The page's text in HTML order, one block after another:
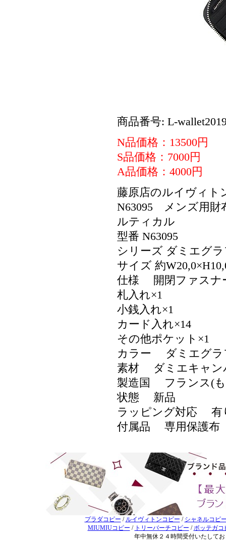
商品番号: L-
N品価格：13500円
S品価格：7000円
A品価格：4000円
藤原店のルイヴィ
N63095 メンズ用
ルティカル
型番 N63095
シリーズ ダミエグ
サイズ 約
仕様 開閉ファスナ
札入れ×1
小銭入れ×1
カード入れ×14
その他ポケット×1
カラー ダミエグラ
素材 ダミエキャ
製造国 フランス(
状態 新品
ラッピング対応
付属品 専用保護布
プラダコピー / ルイヴィトンコピー / シャネルコピ
MIUMIUコピー / トリーバーチコピー /ボッテガコ
年中無休２４時間受付いたして